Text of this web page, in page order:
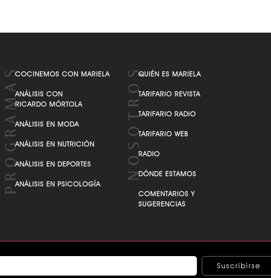
VER TODAS LAS CATEGORÍAS
COCINEMOS CON MARIELA
ANÁLISIS CON
RICARDO MÓRTOLA
ANÁLISIS EN MODA
ANÁLISIS EN NUTRICIÓN
ANÁLISIS EN DEPORTES
ANÁLISIS EN PSICOLOGÍA
QUIÉN ES MARIELA
TARIFARIO REVISTA
TARIFARIO RADIO
TARIFARIO WEB
RADIO
DÓNDE ESTAMOS
COMENTARIOS Y
SUGERENCIAS
Suscribirse